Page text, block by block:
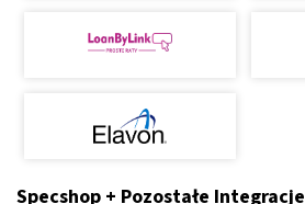
Specshop + Pozostałe Integracje